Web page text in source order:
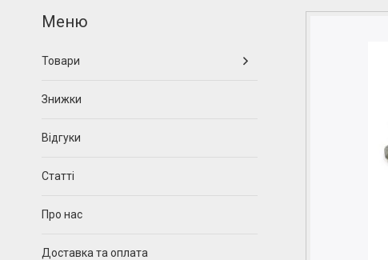
Товари
Знижки
Відгуки
Статті
Про нас
Доставка та оплата